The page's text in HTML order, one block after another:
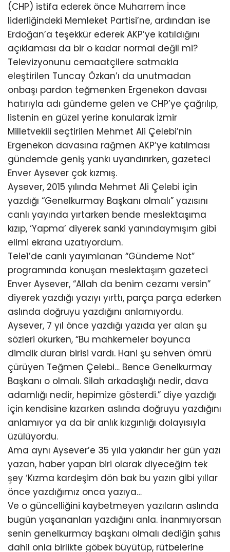
(CHP) istifa ederek önce Muharrem İnce
liderliğindeki Memleket Partisi’ne, ardından ise
Erdoğan’a teşekkür ederek AKP’ye katıldığını
açıklaması da bir o kadar normal değil mi?
Televizyonunu cemaatçilere satmakla
eleştirilen Tuncay Özkan’ı da unutmadan
onbaşı pardon teğmenken Ergenekon davası
hatırıyla adı gündeme gelen ve CHP’ye çağrılıp,
listenin en güzel yerine konularak İzmir
Milletvekili seçtirilen Mehmet Ali Çelebi’nin
Ergenekon davasına rağmen AKP’ye katılması
gündemde geniş yankı uyandırırken, gazeteci
Enver Aysever çok kızmış.
Aysever, 2015 yılında Mehmet Ali Çelebi için
yazdığı “Genelkurmay Başkanı olmalı” yazısını
canlı yayında yırtarken bende meslektaşıma
kızıp, ‘Yapma’ diyerek sanki yanındaymışım gibi
elimi ekrana uzatıyordum.
Tele1’de canlı yayımlanan “Gündeme Not”
programında konuşan meslektaşım gazeteci
Enver Aysever, “Allah da benim cezamı versin”
diyerek yazdığı yazıyı yırttı, parça parça ederken
aslında doğruyu yazdığını anlamıyordu.
Aysever, 7 yıl önce yazdığı yazıda yer alan şu
sözleri okurken, “Bu mahkemeler boyunca
dimdik duran birisi vardı. Hani şu sehven ömrü
çürüyen Teğmen Çelebi… Bence Genelkurmay
Başkanı o olmalı. Silah arkadaşlığı nedir, dava
adamlığı nedir, hepimize gösterdi.” diye yazdığı
için kendisine kızarken aslında doğruyu yazdığını
anlamıyor ya da bir anlık kızgınlığı dolayısıyla
üzülüyordu.
Ama aynı Aysever’e 35 yıla yakındır her gün yazı
yazan, haber yapan biri olarak diyeceğim tek
şey ‘Kızma kardeşim dön bak bu yazın gibi yıllar
önce yazdığımız onca yazıya…
Ve o güncelliğini kaybetmeyen yazıların aslında
bugün yaşananları yazdığını anla. İnanmıyorsan
senin genelkurmay başkanı olmalı dediğin şahıs
dahil onla birlikte göbek büyütüp, rütbelerine